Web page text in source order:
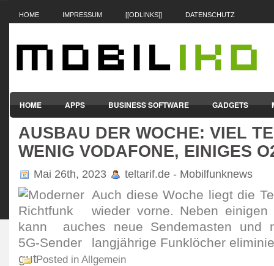
HOME IMPRESSUM [[ODLINKS]] DATENSCHUTZ
HOME APPS BUSINESS SOFTWARE GADGETS
SMARTPHONES & HANDYS TABLET-PCS VERTRÄGE &
AUSBAU DER WOCHE: VIEL
WENIG VODAFONE, EINIGES
Mai 26th, 2023 teltarif.de - Mobilfunknews
Auch diese Woche liegt die
wieder vorne. Neben einigen
es neue Sende­masten und
lang­jäh­rige Funk­löcher
Posted in Allgemein